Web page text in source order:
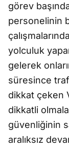
görev
personelinin
yolculuk
gelerek
süresince
dikkat çeken
dikkatli
güvenliğinin
aralıksız